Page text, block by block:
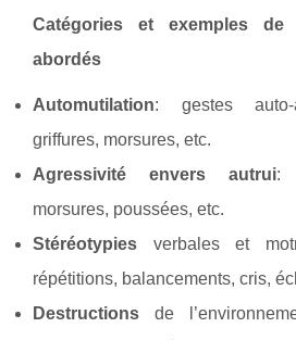
Catégories et exemples de
abordés
Automutilation: gestes auto-
griffures, morsures, etc.
Agressivité envers autrui:
morsures, poussées, etc.
Stéréotypies verbales et
répétitions, balancements, cris,
Destructions de